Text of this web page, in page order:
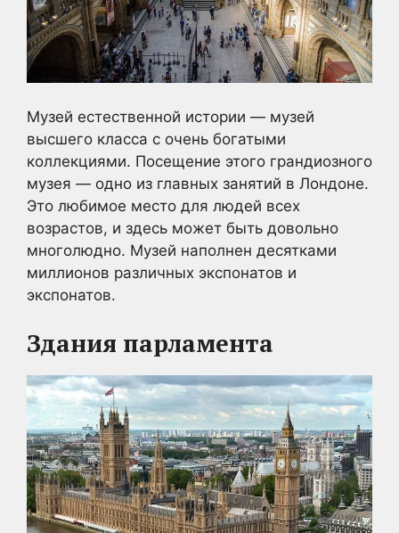
Музей естественной истории — музей
высшего класса с очень богатыми
коллекциями. Посещение этого грандиозного
музея — одно из главных занятий в Лондоне.
Это любимое место для людей всех
возрастов, и здесь может быть довольно
многолюдно. Музей наполнен десятками
миллионов различных экспонатов и
экспонатов.
Здания парламента